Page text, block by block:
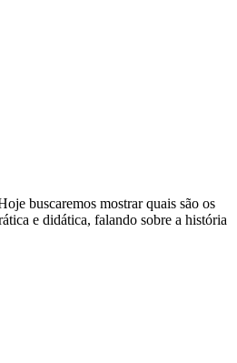
buscaremos mostrar quais são os
e didática, falando sobre a história